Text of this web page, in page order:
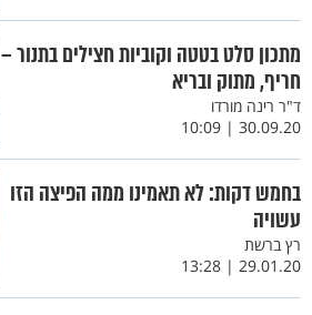
מתכון סלט בטטה וקוביות חצילים בתנור –
חריף, מתוק ובריא
ד"ר רינה מורדו
30.09.20 | 10:09
בחמש דקות: לא תאמינו ממה הפיצה הזו
עשויה
רץ ברשת
29.01.20 | 13:28